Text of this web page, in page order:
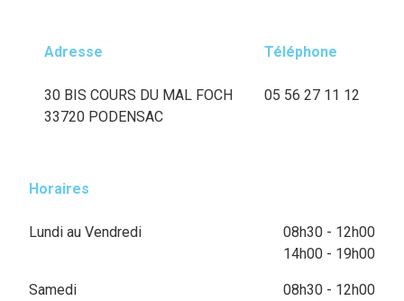
Adresse
30 BIS COURS DU MAL FOCH
33720 PODENSAC
Téléphone
05 56 27 11 12
Horaires
Lundi au Vendredi
08h30 - 12h00
14h00 - 19h00
Samedi 08h30 - 12h00